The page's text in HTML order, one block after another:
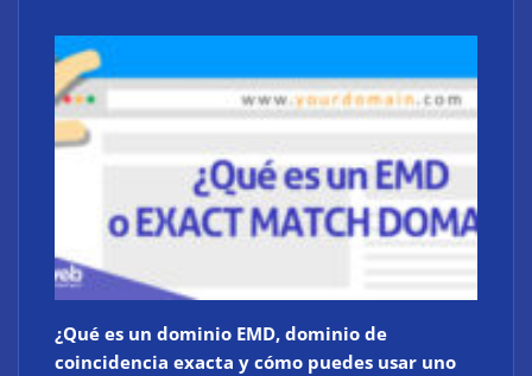
¿Qué es un dominio EMD, dominio de
coincidencia exacta y cómo puedes usar uno